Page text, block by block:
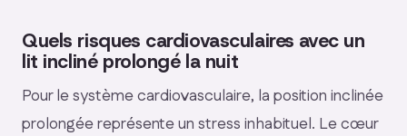
Quels risques cardiovasculaires avec un
lit incliné prolongé la nuit
Pour le système cardiovasculaire, la position inclinée
prolongée représente un stress inhabituel. Le cœur